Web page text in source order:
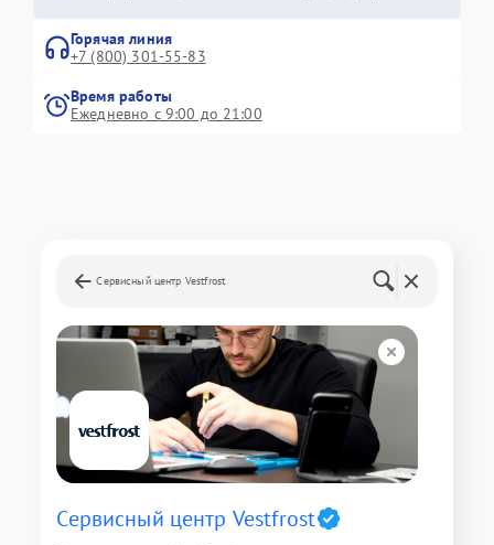
Горячая линия
+7 (800) 301-55-83
Время работы
Ежедневно с 9:00 до 21:00
Сервисный центр Vestfrost
Сервисный центр Vestfrost